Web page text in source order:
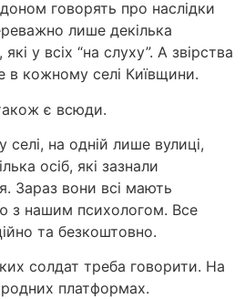
говорять про наслідки
лише декілька
у всіх “на слуху”. А звірства
в кожному селі Київщини.
є всюди.
на одній лише вулиці,
осіб, які зазнали
Зараз вони всі мають
з нашим психологом. Все
та безкоштовно.
солдат треба говорити. На
платформах.